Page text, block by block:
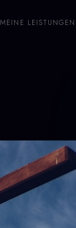
LEISTUNGEN